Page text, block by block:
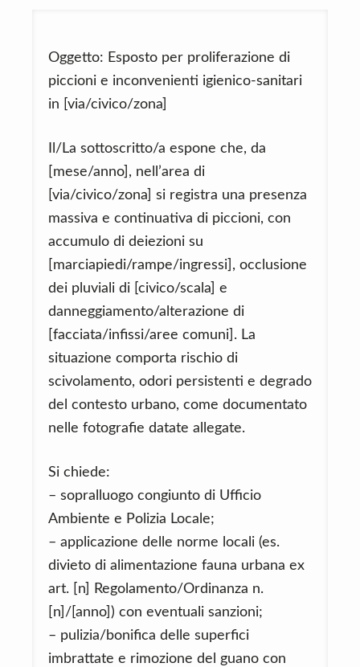
Oggetto: Esposto per proliferazione di
piccioni e inconvenienti igienico-sanitari
in [via/civico/zona]
Il/La sottoscritto/a espone che, da
[mese/anno], nell’area di
[via/civico/zona] si registra una presenza
massiva e continuativa di piccioni, con
accumulo di deiezioni su
[marciapiedi/rampe/ingressi], occlusione
dei pluviali di [civico/scala] e
danneggiamento/alterazione di
[facciata/infissi/aree comuni]. La
situazione comporta rischio di
scivolamento, odori persistenti e degrado
del contesto urbano, come documentato
nelle fotografie datate allegate.
Si chiede:
– sopralluogo congiunto di Ufficio
Ambiente e Polizia Locale;
– applicazione delle norme locali (es.
divieto di alimentazione fauna urbana ex
art. [n] Regolamento/Ordinanza n.
[n]/[anno]) con eventuali sanzioni;
– pulizia/bonifica delle superfici
imbrattate e rimozione del guano con